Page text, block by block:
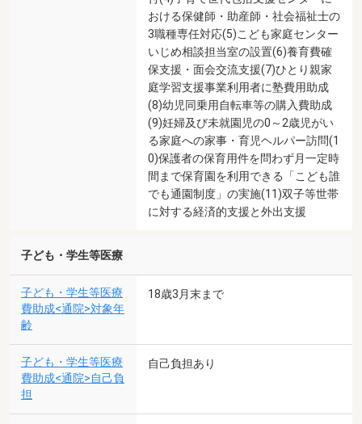
おける保健師・助産師・社会福祉士の
3職種専任対応(5)こども家庭センター
いじめ相談担当室の設置(6)養育費確
保支援・面会交流支援(7)ひとり親家
庭学習支援事業利用者に塾費用助成
(8)幼児同乗用自転車等の購入費助成
(9)妊婦及び未就園児の0～2歳児がい
る家庭への家事・育児ヘルパー訪問(1
0)保護者の保育用件を問わず月一定時
間まで保育園を利用できる「こども誰
でも通園制度」の実施(11)双子等世帯
に対する経済的支援と外出支援
子ども・学生等医療
子ども・学生等医療
費助成<通院>対象年
齢
18歳3月末まで
子ども・学生等医療
費助成<通院>自己負
担
自己負担あり